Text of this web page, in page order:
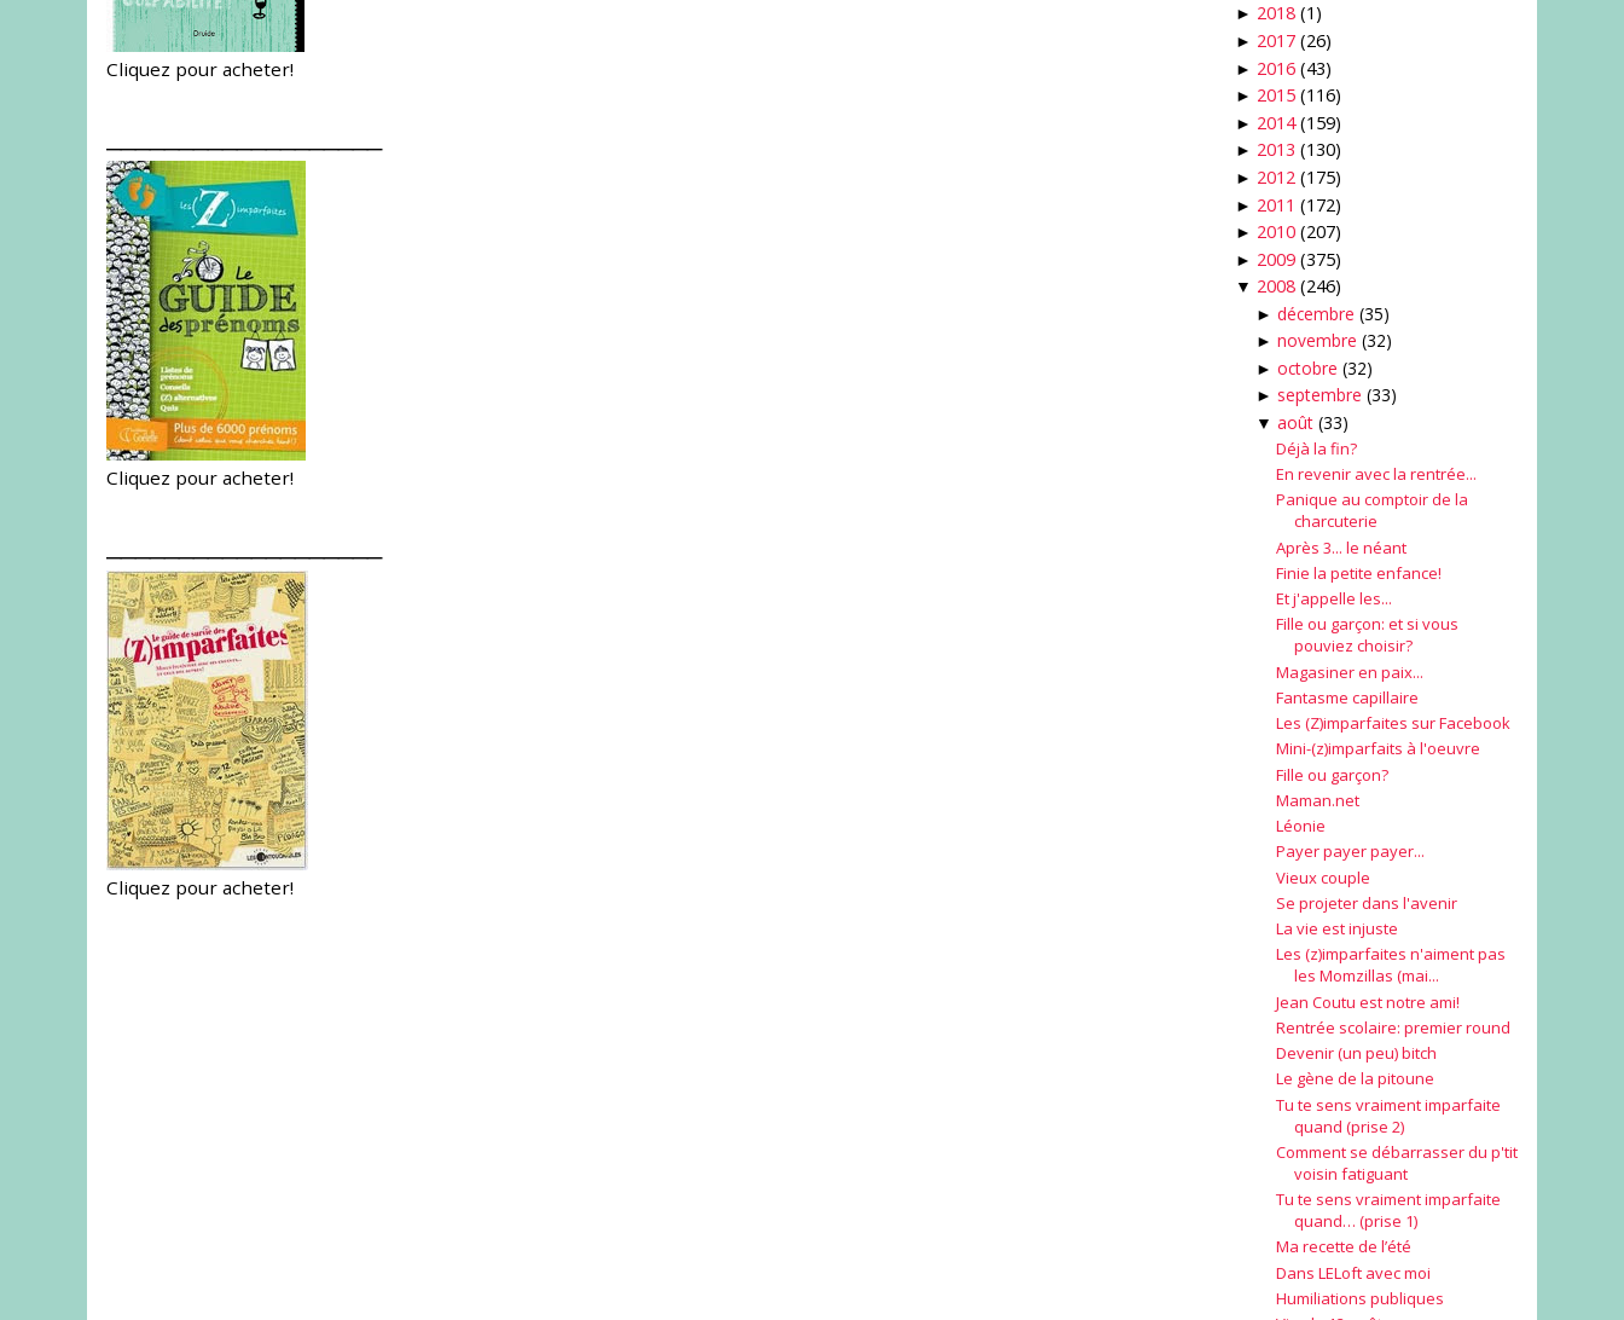
Cliquez pour acheter!
Cliquez pour acheter!
Cliquez pour acheter!
► 2018 (1)
► 2017 (26)
► 2016 (43)
► 2015 (116)
► 2014 (159)
► 2013 (130)
► 2012 (175)
► 2011 (172)
► 2010 (207)
► 2009 (375)
▼ 2008 (246)
► décembre (35)
► novembre (32)
► octobre (32)
► septembre (33)
▼ août (33)
Déjà la fin?
En revenir avec la rentrée...
Panique au comptoir de la
charcuterie
Après 3... le néant
Finie la petite enfance!
Et j'appelle les...
Fille ou garçon: et si vous
pouviez choisir?
Magasiner en paix...
Fantasme capillaire
Les (Z)imparfaites sur Facebook
Mini-(z)imparfaits à l'oeuvre
Fille ou garçon?
Maman.net
Léonie
Payer payer payer...
Vieux couple
Se projeter dans l'avenir
La vie est injuste
Les (z)imparfaites n'aiment pas
les Momzillas (mai...
Jean Coutu est notre ami!
Rentrée scolaire: premier round
Devenir (un peu) bitch
Le gène de la pitoune
Tu te sens vraiment imparfaite
quand (prise 2)
Comment se débarrasser du p'tit
voisin fatiguant
Tu te sens vraiment imparfaite
quand… (prise 1)
Ma recette de l’été
Dans LELoft avec moi
Humiliations publiques